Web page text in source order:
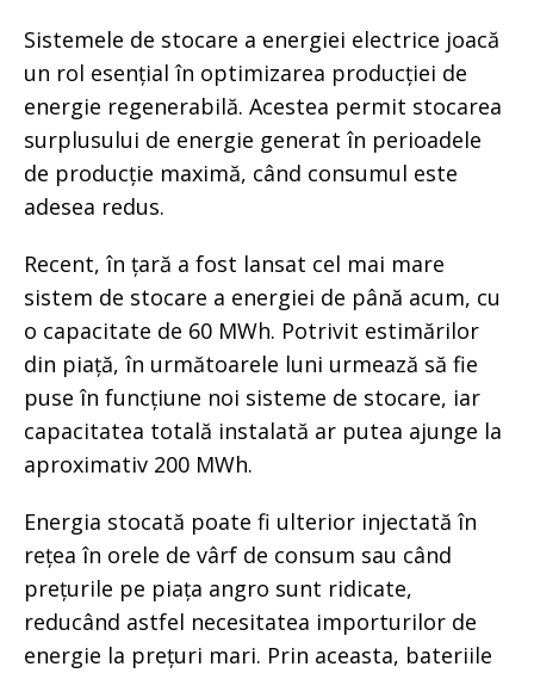
Sistemele de stocare a energiei electrice joacă
un rol esențial în optimizarea producției de
energie regenerabilă. Acestea permit stocarea
surplusului de energie generat în perioadele
de producție maximă, când consumul este
adesea redus.
Recent, în țară a fost lansat cel mai mare
sistem de stocare a energiei de până acum, cu
o capacitate de 60 MWh. Potrivit estimărilor
din piață, în următoarele luni urmează să fie
puse în funcțiune noi sisteme de stocare, iar
capacitatea totală instalată ar putea ajunge la
aproximativ 200 MWh.
Energia stocată poate fi ulterior injectată în
rețea în orele de vârf de consum sau când
prețurile pe piața angro sunt ridicate,
reducând astfel necesitatea importurilor de
energie la prețuri mari. Prin aceasta, bateriile